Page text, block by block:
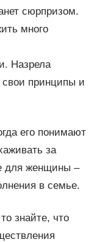
сюрпризом.
много
Назрела
свои принципы и
его понимают
за
для женщины –
в семье.
знайте, что